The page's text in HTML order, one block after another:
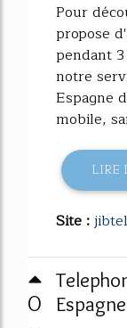
Pour
propose
pendant
notre
Espagne
mobile,
LIRE
Site :
0